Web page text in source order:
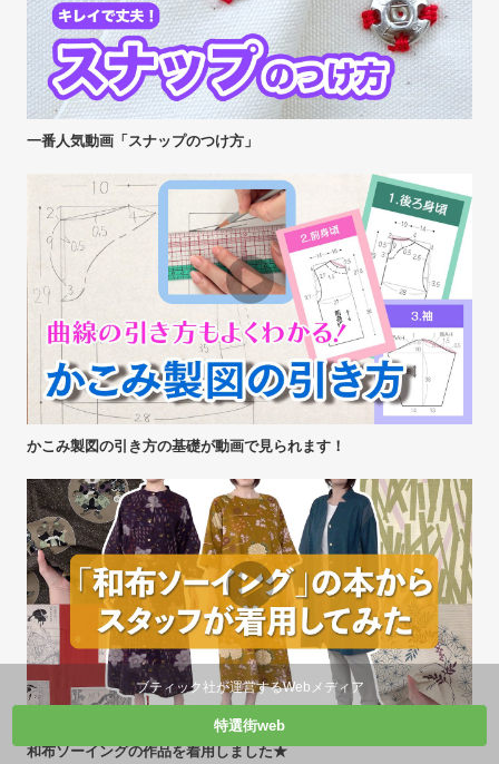
一番人気動画「スナップのつけ方」
かこみ製図の引き方の基礎が動画で見られます！
和布ソーイングの作品を着用しました★
ブティック社が運営するWebメディア
特選街web